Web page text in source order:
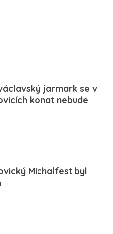
jarmark se v
konat nebude
Michalfest byl